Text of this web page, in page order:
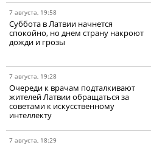
7 августа, 19:58
Суббота в Латвии начнется
спокойно, но днем страну накроют
дожди и грозы
7 августа, 19:28
Очереди к врачам подталкивают
жителей Латвии обращаться за
советами к искусственному
интеллекту
7 августа, 18:29